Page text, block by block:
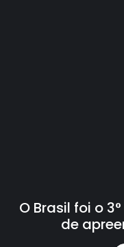
O Brasil foi o
de